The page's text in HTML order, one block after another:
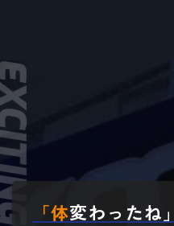
「体変わったね」と言われてスイ